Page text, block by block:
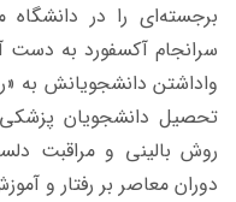
برجسته‌ای را در دانشگاه
سرانجام آکسفورد به دست
واداشتن دانشجویانش به
تحصیل دانشجویان پزشکی
روش بالینی و مراقبت
دوران معاصر بر رفتار و